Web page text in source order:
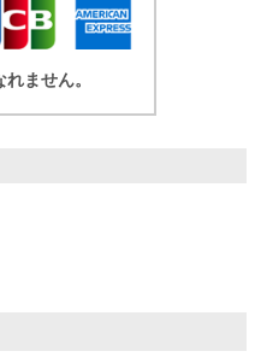
ません。